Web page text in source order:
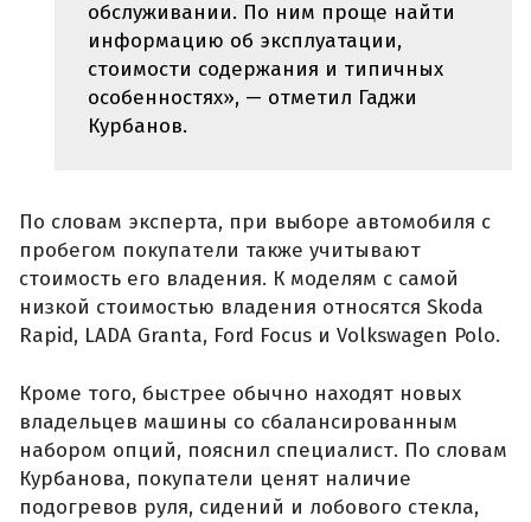
обслуживании. По ним проще найти
информацию об эксплуатации,
стоимости содержания и типичных
особенностях», — отметил Гаджи
Курбанов.
По словам эксперта, при выборе автомобиля с
пробегом покупатели также учитывают
стоимость его владения. К моделям с самой
низкой стоимостью владения относятся Skoda
Rapid, LADA Granta, Ford Focus и Volkswagen Polo.
Кроме того, быстрее обычно находят новых
владельцев машины со сбалансированным
набором опций, пояснил специалист. По словам
Курбанова, покупатели ценят наличие
подогревов руля, сидений и лобового стекла,